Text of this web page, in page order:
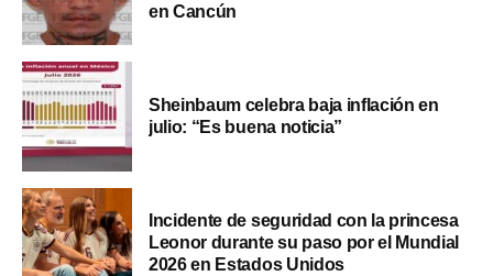
en Cancún
Sheinbaum celebra baja inflación en
julio: “Es buena noticia”
Incidente de seguridad con la princesa
Leonor durante su paso por el Mundial
2026 en Estados Unidos